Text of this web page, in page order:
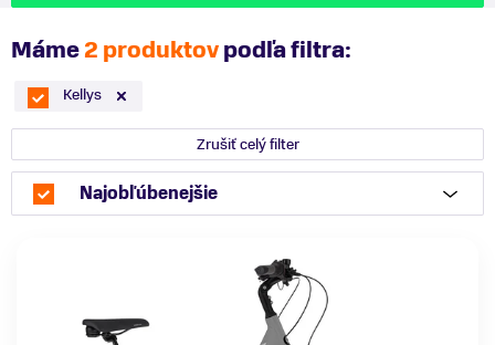
Máme2 produktovpodľa filtra:
Kellys
Zrušiť celý filter
Najobľúbenejšie